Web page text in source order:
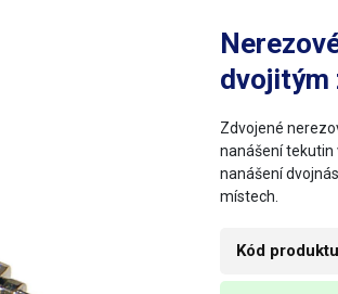
dvojitým
Zdvojené
nanášení tekutin
nanášení
místech.
Kód